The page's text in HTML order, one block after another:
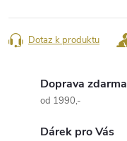
Dotaz k produktu
Doprava zdarma
od 1990,-
Dárek pro Vás